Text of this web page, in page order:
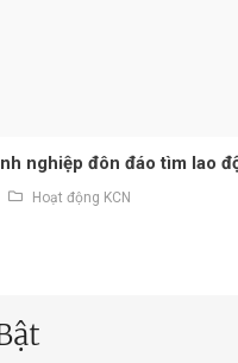
nghiệp đôn đáo tìm lao
Hoạt động KCN